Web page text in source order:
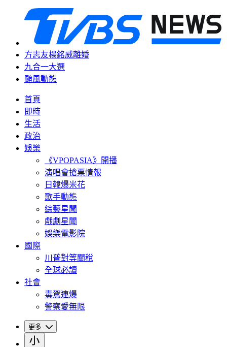
方志友楊銘威離婚
九合一大選
颱風動態
首頁
即時
生活
政治
娛樂
《VPOPASIA》開播
演唱會搶票情報
日韓爆米花
歌手動態
綜藝星聞
戲劇星聞
娛樂電影院
國際
川普對等關稅
全球必讀
社會
毒駕連爆
警察愛無限
更多